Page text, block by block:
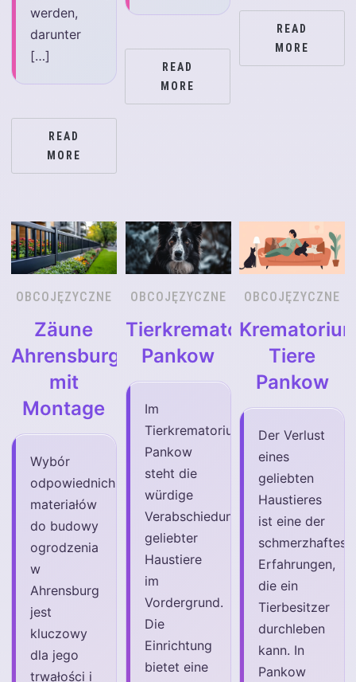
werden,
darunter
[…]
READ
MORE
READ
MORE
READ
MORE
OBCOJĘZYCZNE
Zäune
Ahrensburg
mit
Montage
Wybór
odpowiednich
materiałów
do budowy
ogrodzenia
w
Ahrensburg
jest
kluczowy
dla jego
trwałości i
OBCOJĘZYCZNE
Tierkrematorium
Pankow
Im
Tierkrematorium
Pankow
steht die
würdige
Verabschiedung
geliebter
Haustiere
im
Vordergrund.
Die
Einrichtung
bietet eine
OBCOJĘZYCZNE
Tiere
Pankow
Der Verlust
eines
geliebten
Haustieres
ist eine der
Erfahrungen,
die ein
Tierbesitzer
durchleben
kann. In
Pankow